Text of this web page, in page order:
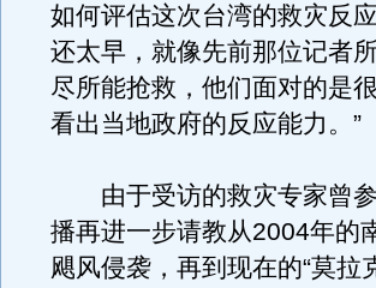
如何评估这次台湾的救灾反
还太早，就像先前那位记者
尽所能抢救，他们面对的是
看出当地政府的反应能力。”
由于受访的救灾专家曾参
播再进一步请教从2004年的
飓风侵袭，再到现在的“莫拉